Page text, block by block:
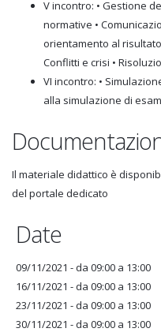
V incontro: • Gestione
normative •
orientamento al risultato
Conflitti e crisi •
VI incontro: •
alla simulazione di
Il materiale didattico è
del portale dedicato
Date
09/11/2021 -da 09:00 a 13:00
16/11/2021 -da 09:00 a 13:00
23/11/2021 -da 09:00 a 13:00
30/11/2021 -da 09:00 a 13:00